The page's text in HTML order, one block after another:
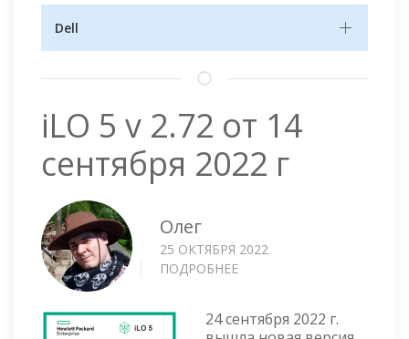
Dell
iLO 5 v 2.72 от 14
сентября 2022 г
Олег
25 ОКТЯБРЯ 2022
ПОДРОБНЕЕ
V
24 сентября 2022 г.